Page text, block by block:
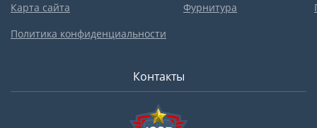
Карта сайта
Политика конфиденциальности
Фурнитура
Контакты